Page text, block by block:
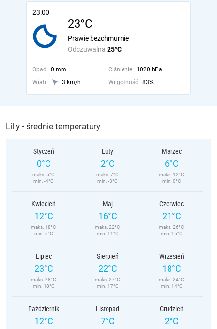
23:00
23°C
Odczuwalna 25°C
Prawie bezchmurnie
Opad: 0 mm Ciśnienie: 1020 hPa
Wiatr:
3 km/h Wilgotność: 83%
Lilly - średnie temperatury
Styczeń
0°C
maks. 5°C
min. -4°C
Luty
2°C
maks. 7°C
min. -3°C
Marzec
6°C
maks. 12°C
min. 0°C
Kwiecień
12°C
maks. 18°C
min. 6°C
Maj
16°C
maks. 22°C
min. 11°C
Czerwiec
21°C
maks. 26°C
min. 15°C
Lipiec
23°C
maks. 28°C
min. 18°C
Sierpień
22°C
maks. 27°C
min. 17°C
Wrzesień
18°C
maks. 24°C
min. 14°C
Październik
12°C
Listopad
7°C
Grudzień
2°C